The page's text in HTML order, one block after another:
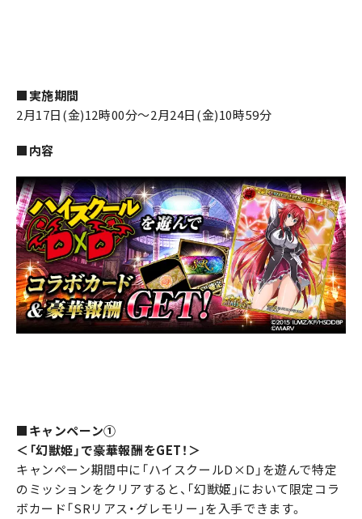
■実施期間
2月17日(金)12時00分～2月24日(金)10時59分
■内容
■キャンペーン①
＜「幻獣姫」で豪華報酬をGET！＞
キャンペーン期間中に「ハイスクールD×D」を遊んで特定
のミッションをクリアすると、「幻獣姫」において限定コラ
ボカード「SRリアス・グレモリー」を入手できます。